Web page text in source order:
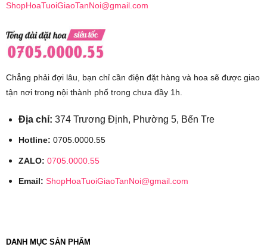
ShopHoaTuoiGiaoTanNoi@gmail.com
Chẳng phải đợi lâu, bạn chỉ cần điện đặt hàng và hoa sẽ được giao
tận nơi trong nội thành phố trong chưa đầy 1h.
Địa chỉ: 374 Trương Định, Phường 5, Bến Tre
Hotline: 0705.0000.55
ZALO: 0705.0000.55
Email: ShopHoaTuoiGiaoTanNoi@gmail.com
DANH MỤC SẢN PHẨM